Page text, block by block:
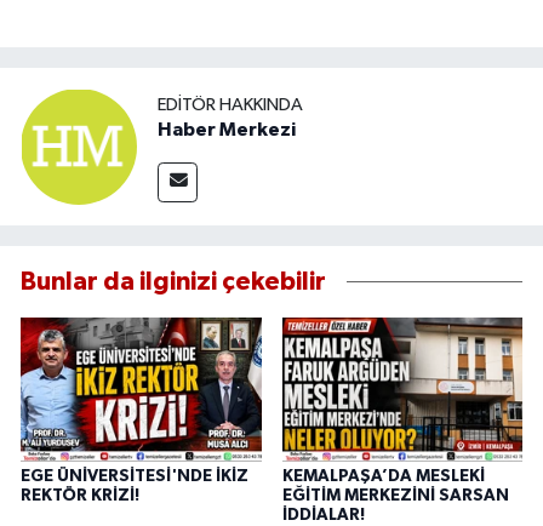
EDITÖR HAKKINDA
Haber Merkezi
Bunlar da ilginizi çekebilir
EGE ÜNİVERSİTESİ'NDE İKİZ
REKTÖR KRİZİ!
KEMALPAŞA’DA MESLEKİ
EĞİTİM MERKEZİNİ SARSAN
İDDİALAR!